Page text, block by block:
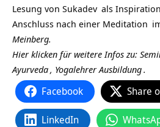
Lesung von Sukadev als
Anschluss nach einer Meditation
Meinberg.
Hier klicken für weitere Infos zu:
Ayurveda, Yogalehrer Ausbildung.
Facebook Share
LinkedIn